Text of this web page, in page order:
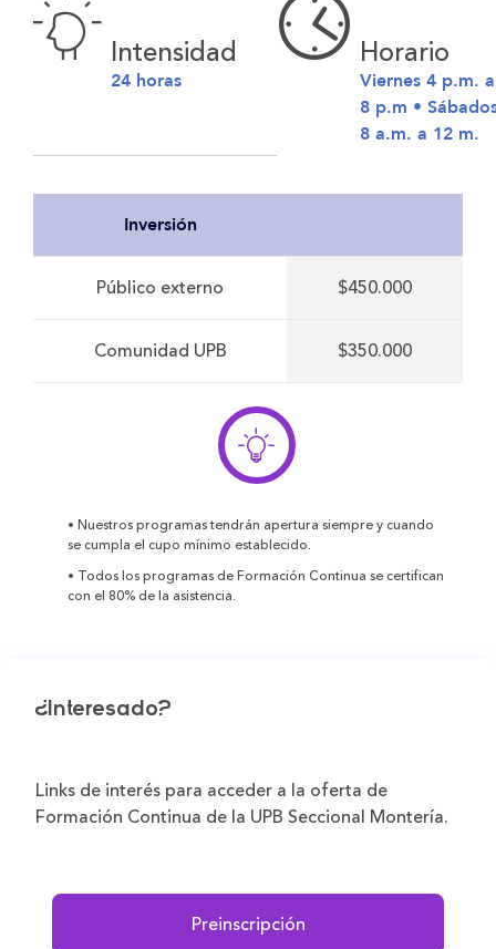
Intensidad
24 horas
Horario
Viernes 4 p.m. a
8 p.m •
8 a.m. a 12 m.
Inversión
Público externo $450.000
Comunidad UPB $350.000
• Nuestros programas tendrán apertura siempre y cuando
se cumpla el cupo mínimo establecido.
• Todos los programas de Formación Continua se certifican
con el 80% de la asistencia.
¿Interesado?
Links de interés para acceder a la oferta de
Formación Continua de la UPB Seccional Montería.
Preinscripción